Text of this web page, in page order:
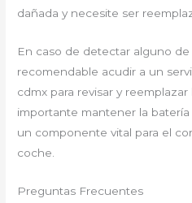
dañada y necesite ser
En caso de detectar alguno
recomendable acudir a un
cdmx para revisar y
importante mantener la
un componente vital para el
coche.
Preguntas Frecuentes